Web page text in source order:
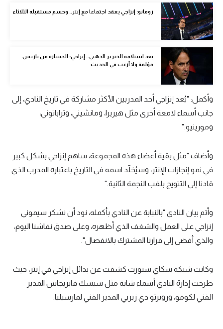
الوطن العربي
في المونديال
آسيا
أمريكا
ركن الألعاب
Gamers
ميركاتو
تقرير في الجول
تحليل في الجول
كويز في الجول
رومانو: إنزاجي يعقد اجتماعا مع إنتر.. وحسم مستقبله الثلاثاء
بعد استلامه الخنزير الذهبي.. إنزاجي: الخسارة من باريس
مؤلمة ولا أرغب في الحديث
وأكمل: "يُعد إنزاجي أحد المدربين الأكثر مشاركة في تاريخ النادي، إلى
جانب أسماء لامعة أخرى مثل هيريرا، ومانشيني، وتراباتوني،
ومورينيو."
وأضاف "مثل بقية أعضاء هذه المجموعة، ساهم إنزاجي بشكل كبير
في نمو إنجازات الإنتر، وسيُخلّد اسمه في التاريخ باعتباره المدرب الذي
قادنا إلى التتويج بلقب النجمة الثانية."
وأتم بيان النادي "بالنيابة عن النادي بأكمله، نود أن نشكر سيموني
إنزاجي على العمل والشغف الذي أظهره، وعلى صدق نقاشنا اليوم،
والذي أفضى إلى قرارنا المشترك بالانفصال".
وكانت شبكة سكاي سبورت كشفت عن بدائل إنزاجي في إنتر، حيث
طرحت إدارة النادي أسماء شابة مثل سيسك فابريجاس المدير
الفني لكومو، وروبرتو دي زيربي المدير الفني لمارسيليا.